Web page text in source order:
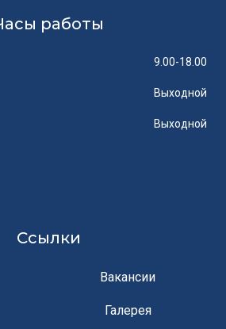
работы
9.00-18.00
Выходной
Выходной
Ссылки
Вакансии
Галерея